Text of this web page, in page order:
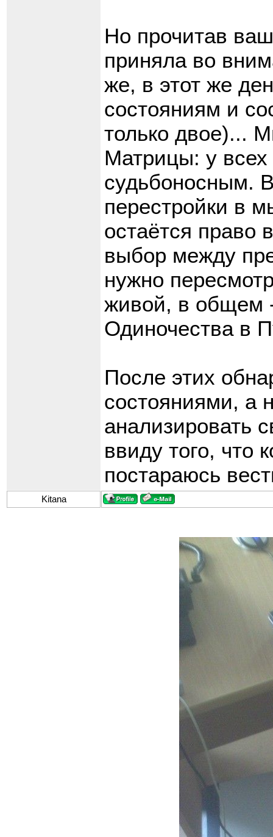
Но прочитав
приняла во
же, в этот же
состояниям и
только двое)...
Матрицы: у всех
судьбоносным.
перестройки в
остаётся право
выбор между
нужно
живой, в общем
Одиночества в
После этих
состояниями, а
анализировать
ввиду того, что
постараюсь
Kitana